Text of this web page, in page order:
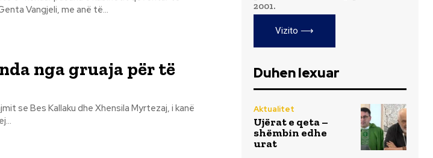
e PD Genta Vangjeli, me anë të...
nga gruaja për të
se Bes Kallaku dhe Xhensila Myrtezaj, i kanë
prej...
2001.
Vizito ⟶
Duhen lexuar
Aktualitet
Ujërat e qeta –
shëmbin edhe
urat